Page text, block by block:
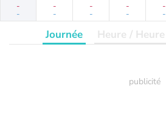
-
-
-
-
-
-
-
-
-
-
Journée Heure / Heure